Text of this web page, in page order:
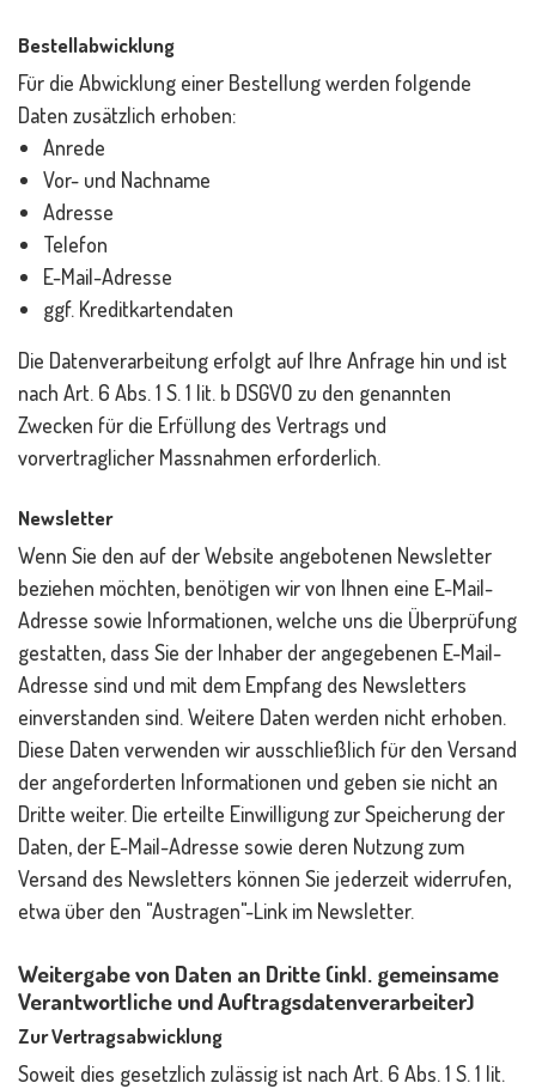
Bestellabwicklung
Für die Abwicklung einer Bestellung werden folgende
Daten zusätzlich erhoben:
Anrede
Vor- und Nachname
Adresse
Telefon
E-Mail-Adresse
ggf. Kreditkartendaten
Die Datenverarbeitung erfolgt auf Ihre Anfrage hin und ist
nach Art. 6 Abs. 1 S. 1 lit. b DSGVO zu den genannten
Zwecken für die Erfüllung des Vertrags und
vorvertraglicher Massnahmen erforderlich.
Newsletter
Wenn Sie den auf der Website angebotenen Newsletter
beziehen möchten, benötigen wir von Ihnen eine E-Mail-
Adresse sowie Informationen, welche uns die Überprüfung
gestatten, dass Sie der Inhaber der angegebenen E-Mail-
Adresse sind und mit dem Empfang des Newsletters
einverstanden sind. Weitere Daten werden nicht erhoben.
Diese Daten verwenden wir ausschließlich für den Versand
der angeforderten Informationen und geben sie nicht an
Dritte weiter. Die erteilte Einwilligung zur Speicherung der
Daten, der E-Mail-Adresse sowie deren Nutzung zum
Versand des Newsletters können Sie jederzeit widerrufen,
etwa über den "Austragen"-Link im Newsletter.
Weitergabe von Daten an Dritte (inkl. gemeinsame
Verantwortliche und Auftragsdatenverarbeiter)
Zur Vertragsabwicklung
Soweit dies gesetzlich zulässig ist nach Art. 6 Abs. 1 S. 1 lit.